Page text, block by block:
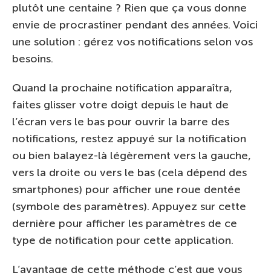
plutôt une centaine ? Rien que ça vous donne
envie de procrastiner pendant des années. Voici
une solution : gérez vos notifications selon vos
besoins.
Quand la prochaine notification apparaîtra,
faites glisser votre doigt depuis le haut de
l’écran vers le bas pour ouvrir la barre des
notifications, restez appuyé sur la notification
ou bien balayez-là légèrement vers la gauche,
vers la droite ou vers le bas (cela dépend des
smartphones) pour afficher une roue dentée
(symbole des paramètres). Appuyez sur cette
dernière pour afficher les paramètres de ce
type de notification pour cette application.
L’avantage de cette méthode c’est que vous